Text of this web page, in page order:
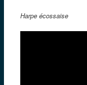
Harpe écossaise